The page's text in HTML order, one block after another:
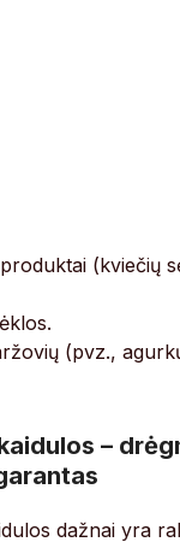
(kviečių
(pvz.,
–
dažnai yra